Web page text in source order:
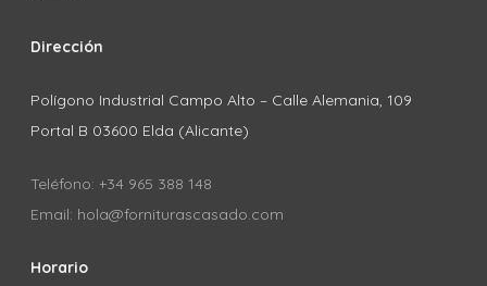
Dirección
Polígono Industrial Campo Alto – Calle Alemania, 109
Portal B 03600 Elda (Alicante)
Teléfono: +34 965 388 148
Email: hola@forniturascasado.com
Horario